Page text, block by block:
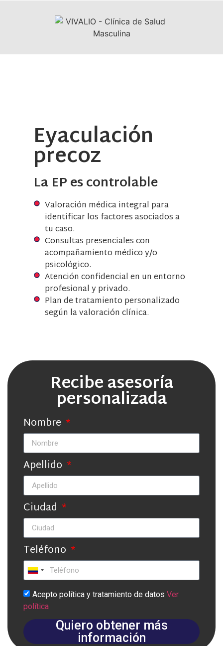
Eyaculación
precoz
La EP es controlable
Valoración médica integral para
identificar los factores asociados a
tu caso.
Consultas presenciales con
acompañamiento médico y/o
psicológico.
Atención confidencial en un entorno
profesional y privado.
Plan de tratamiento personalizado
según la valoración clínica.
Recibe asesoría
personalizada
Nombre
Apellido
Ciudad
Teléfono
Colombia
Acepto política y tratamiento de datos Ver
política
Quiero obtener más
información